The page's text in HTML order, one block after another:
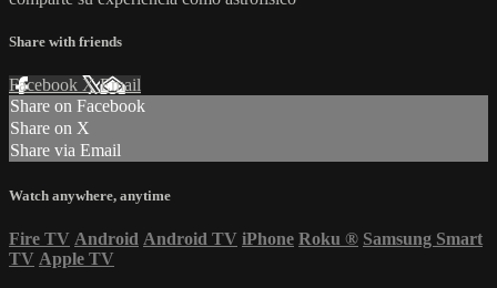
Share with friends
Facebook XEmail
Share on Facebook
Share on X
Share via Email
Watch anywhere, anytime
Fire TV Android Android TV iPhone Roku ® Samsung Smart
TV Apple TV